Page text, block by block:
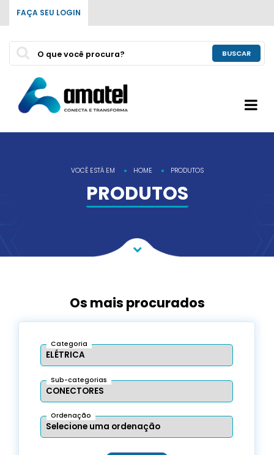
FAÇA SEU LOGIN
BUSCAR
VOCÊ ESTÁ EM HOME PRODUTOS
PRODUTOS
Os mais procurados
Categoria
Sub-categorias
Ordenação